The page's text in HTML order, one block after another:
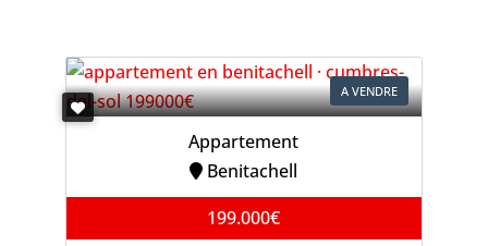
A VENDRE
Appartement
Benitachell
199.000€